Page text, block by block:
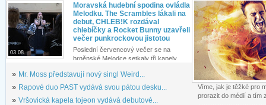
03.08.
Moravská hudební spodina ovládla
Melodku. The Scrambles lákali na
debut, CHLEB!K rozdával
chlebíčky a Rocket Bunny uzavřeli
večer punkrockovou jistotou
Poslední červencový večer se na
brněnské Melodce setkaly tři kapely...
» Mr. Moss představují nový singl Weird...
» Rapové duo PAST vydává svou pátou desku...
» Vršovická kapela tojeon vydává debutové...
Víme, jak je těžké pro
prorazit do médií a tím